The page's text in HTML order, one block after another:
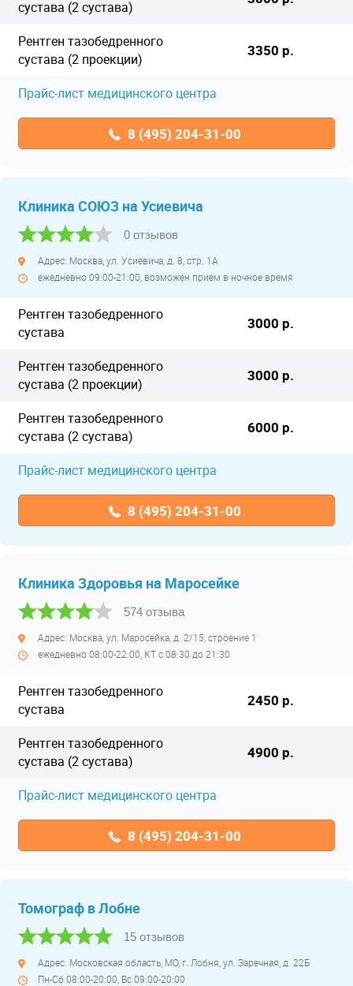
сустава (2 сустава)
Рентген тазобедренного
сустава (2 проекции)
3350 р.
Прайс-лист медицинского центра
8 (495) 204-31-00
Клиника СОЮЗ на Усиевича
0 отзывов
Адрес: Москва, ул. Усиевича, д. 8, стр. 1А
ежедневно 09:00-21:00, возможен прием в ночное время
Рентген тазобедренного
сустава
3000 р.
Рентген тазобедренного
сустава (2 проекции)
3000 р.
Рентген тазобедренного
сустава (2 сустава)
6000 р.
Прайс-лист медицинского центра
8 (495) 204-31-00
Клиника Здоровья на Маросейке
574 отзыва
Адрес: Москва, ул. Маросейка, д. 2/15, строение 1
ежедневно 08:00-22:00, КТ с 08:30 до 21:30
Рентген тазобедренного
сустава
2450 р.
Рентген тазобедренного
сустава (2 сустава)
4900 р.
Прайс-лист медицинского центра
8 (495) 204-31-00
Томограф в Лобне
15 отзывов
Адрес: Московская область, МО, г. Лобня, ул. Заречная, д. 22Б
Пн-Сб 08:00-20:00, Вс 09:00-20:00